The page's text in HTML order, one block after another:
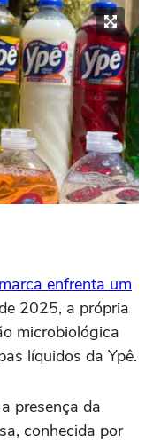
enfrenta um
2025, a própria
microbiológica
líquidos da Ypê.
presença da
conhecida por